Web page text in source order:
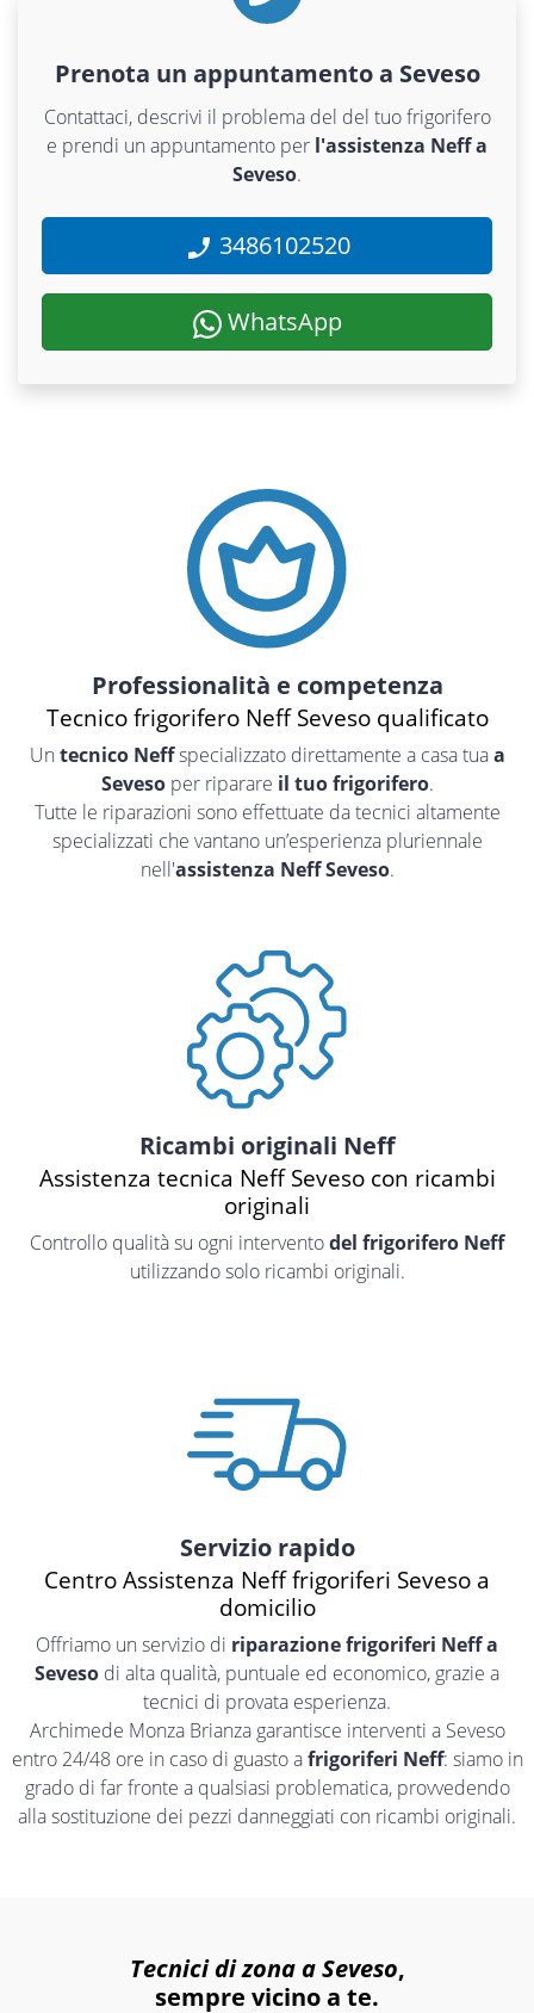
Prenota un appuntamento a Seveso
Contattaci, descrivi il problema del del tuo frigorifero
e prendi un appuntamento per l'assistenza Neff a
Seveso.
3486102520
WhatsApp
Professionalità e competenza
Tecnico frigorifero Neff Seveso qualificato
Un tecnico Neffspecializzato direttamente a casa tuaa
Sevesoper riparare il tuo frigorifero.
Tutte le riparazioni sono effettuate da tecnici altamente
specializzati che vantano un’esperienza pluriennale
nell'assistenza Neff Seveso.
Ricambi originali Neff
Assistenza tecnica Neff Seveso con ricambi
originali
Controllo qualità su ogni interventodel frigorifero Neff
utilizzando solo ricambi originali.
Servizio rapido
Centro Assistenza Neff frigoriferi Seveso a
domicilio
Offriamo un servizio di riparazione frigoriferi Neff a
Seveso di alta qualità, puntuale ed economico, grazie a
tecnici di provata esperienza.
Archimede Monza Brianza garantisce interventi a Seveso
entro 24/48 ore in caso di guasto afrigoriferi Neff: siamo in
grado di far fronte a qualsiasi problematica, provvedendo
alla sostituzione dei pezzi danneggiati con ricambi originali.
Tecnici di zona a Seveso,
sempre vicino a te.